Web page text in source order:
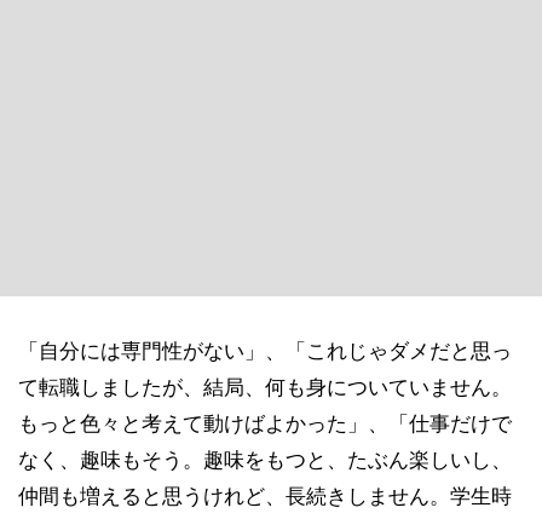
「自分には専門性がない」、「これじゃダメだと思っ
て転職しましたが、結局、何も身についていません。
もっと色々と考えて動けばよかった」、「仕事だけで
なく、趣味もそう。趣味をもつと、たぶん楽しいし、
仲間も増えると思うけれど、長続きしません。学生時